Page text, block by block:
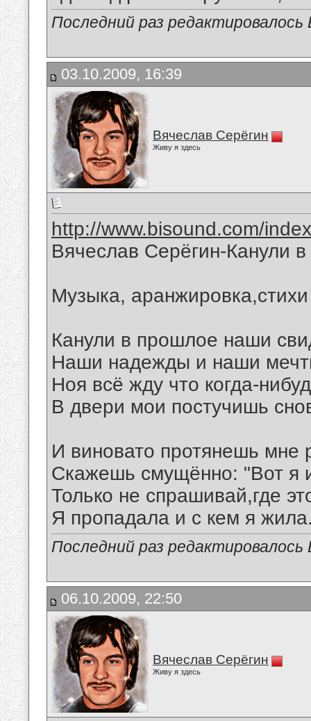
Последний раз
03.10.2009, 16:39
Вячеслав Серёгин
Живу я здесь
http://www.bisound.com/
Вячеслав Серёгин-Канули
Музыка,
Канули в прошлое наши
Наши надежды и наши
Ноя всё жду что когда-
В двери мои постучишь
И виновато протянешь мне
Скажешь смущённо: "Вот я
Только не спрашивай,где
Я пропадала и с кем я
Последний раз
06.10.2009, 22:50
Вячеслав Серёгин
Живу я здесь